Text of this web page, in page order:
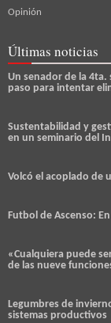
Opinión
Últimas noticias
Un senador de la
paso para intentar
Sustentabilidad y
en un seminario del
Volcó el acoplado de
Futbol de Ascenso:
«Cualquiera puede
de las nueve
Legumbres de
sistemas productivos